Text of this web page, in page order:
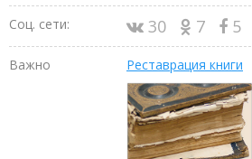
Соц. сети: 30 7 5
Важно Реставрация книги